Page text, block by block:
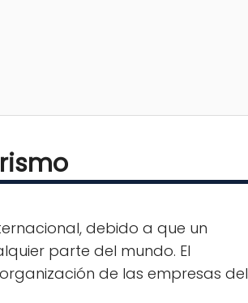
debido a que un
parte del mundo. El
de las empresas del